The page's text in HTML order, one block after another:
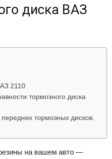
диска ВАЗ
2110
тормозного диска
тормозных дисков.
на вашем авто —